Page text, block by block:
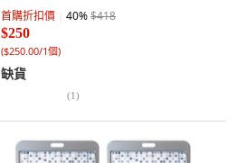
首購折扣價 40%$418
$250
($250.00/1個)
缺貨
(1)